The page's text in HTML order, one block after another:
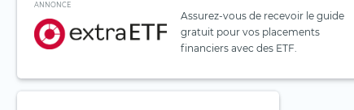
ANNONCE
Assurez-vous de recevoir le guide
gratuit pour vos placements
financiers avec des ETF.